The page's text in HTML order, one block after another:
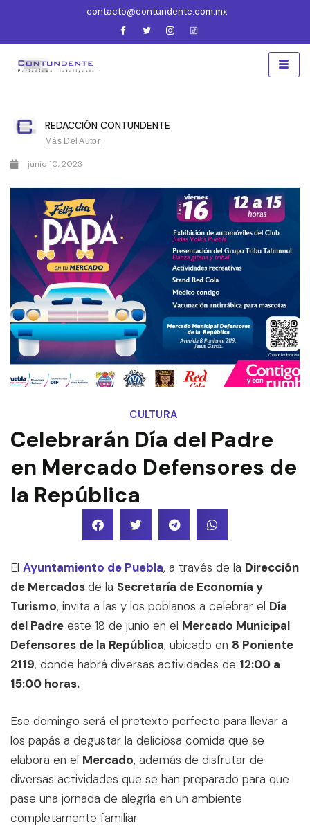
contacto@contundente.com.mx
REDACCIÓN CONTUNDENTE
Más Del Autor
junio 10, 2023
CULTURA
Celebrarán Día del Padre
en Mercado Defensores de
la República
El Ayuntamiento de Puebla, a través de la Dirección
de Mercadosde la Secretaría de Economía y
Turismo, invita a las y los poblanos a celebrar el Día
del Padre este 18 de junio en el Mercado Municipal
Defensores de la República, ubicado en 8 Poniente
2119, donde habrá diversas actividades de 12:00 a
15:00 horas.
Ese domingo será el pretexto perfecto para llevar a
los papás a degustar la deliciosa comida que se
elabora en el Mercado, además de disfrutar de
diversas actividades que se han preparado para que
pase una jornada de alegría en un ambiente
completamente familiar.